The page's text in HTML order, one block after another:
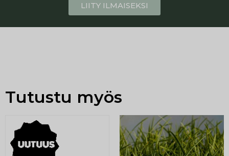
LIITY ILMAISEKSI
Tutustu myös